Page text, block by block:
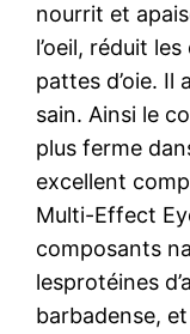
nourrit et
l’oeil, réduit
pattes d’oie. Il
sain. Ainsi le
plus ferme
excellent
Multi-Effect
composants
lesprotéines
barbadense, et